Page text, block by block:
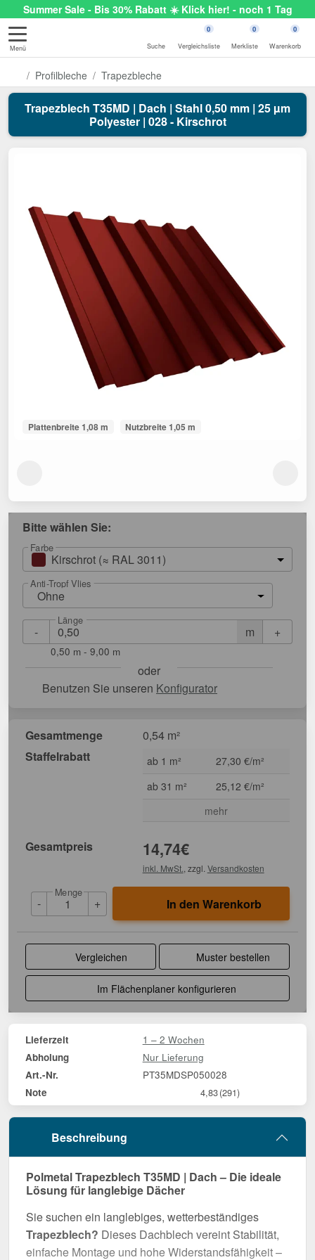
Summer Sale - Bis 30% Rabatt ☀️ Klick hier! - noch 1 Tag
Menü Suche
0
Vergleichsliste
0
Merkliste
0
Warenkorb
Profilbleche Trapezbleche
Trapezblech T35MD | Dach | Stahl 0,50 mm | 25 µm
Polyester | 028 - Kirschrot
Plattenbreite 1,08 m Nutzbreite 1,05 m
Bitte wählen Sie:
Farbe
Kirschrot (≈ RAL 3011)
Anti-Tropf Vlies
Ohne
- m
Länge
+
0,50 m - 9,00 m
oder
Benutzen Sie unseren Konfigurator
Gesamtmenge
0,54 m²
Staffelrabatt
ab 1 m²
27,30 €/m²
ab 31 m²
25,12 €/m²
mehr
Gesamtpreis 14,74€
inkl. MwSt. , zzgl. Versandkosten
-
Menge
+ In den Warenkorb
Vergleichen Muster bestellen
Im Flächenplaner konfigurieren
Lieferzeit 1 – 2 Wochen
Abholung Nur Lieferung
Art.-Nr. PT35MDSP050028
Note 4,83(291)
Beschreibung
Polmetal Trapezblech T35MD | Dach – Die ideale
Lösung für langlebige Dächer
Sie suchen ein langlebiges, wetterbeständiges
Trapezblech? Dieses Dachblech vereint Stabilität,
einfache Montage und hohe Widerstandsfähigkeit –